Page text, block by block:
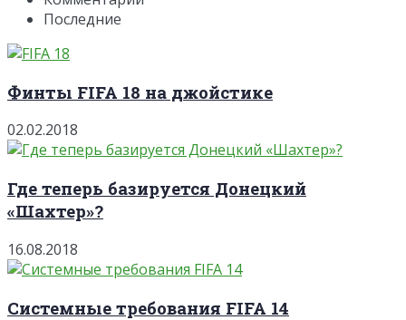
Последние
Финты FIFA 18 на джойстике
02.02.2018
Где теперь базируется Донецкий
«Шахтер»?
16.08.2018
Системные требования FIFA 14